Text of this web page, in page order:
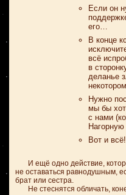
Если он
его…
В конце
всё
в
деланье
Нужно
мы бы
с нами
Вот и всё!
И ещё одно действие,
не оставаться равнодушным,
брат или сестра.
Не стеснятся обличать,